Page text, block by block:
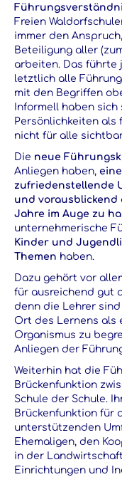
Freien
immer den
Beteiligung aller
arbeiten. Das führte
letztlich alle
mit den Begriffen
Informell haben
Persönlichkeiten als
nicht für alle
Die neue
Anliegen haben,
zufriedenstellende
und vorausblickend
Jahre im Auge zu
unternehmerische
Kinder und
Themen haben.
Dazu gehört vor
für ausreichend gut
denn die Lehrer sind
Ort des Lernens als
Organismus zu
Anliegen der
Weiterhin hat die
Brückenfunktion
Schule der Schule.
Brückenfunktion für
unterstützenden
Ehemaligen, den
in der
Einrichtungen und